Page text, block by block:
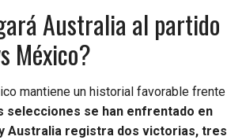
Australia al partido
México?
mantiene un historial favorable frente
selecciones se han enfrentado en
Australia registra dos victorias, tres